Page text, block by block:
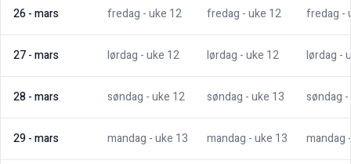
26-mars fredag - uke 12 fredag - uke 12 fredag -
27-mars lørdag - uke 12 lørdag - uke 12 lørdag -
28-mars søndag - uke 12 søndag - uke 13 søndag
29-mars mandag - uke 13 mandag - uke 13 mandag